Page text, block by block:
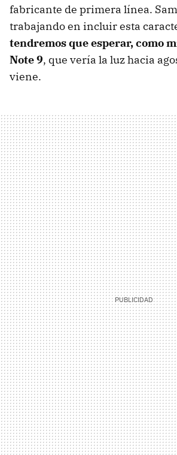
fabricante de primera línea.
trabajando en incluir esta
tendremos que esperar, como
Note 9, que vería la luz hacia
viene.